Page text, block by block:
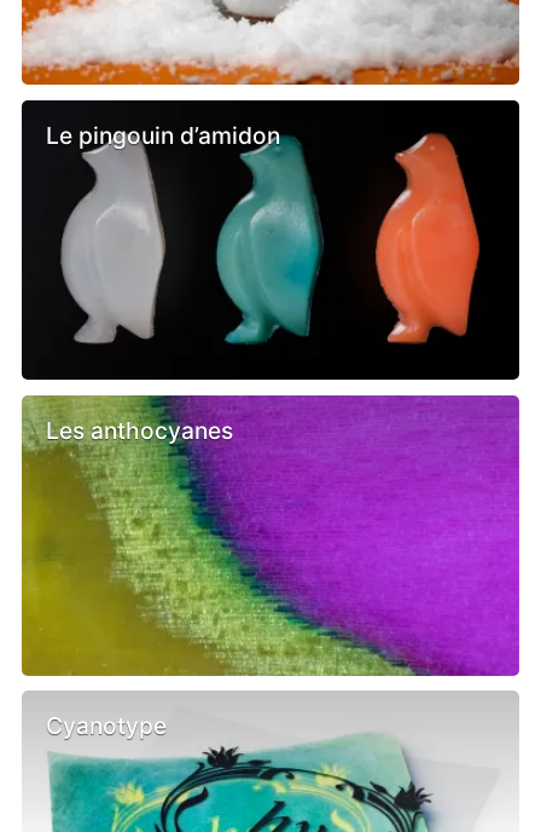
Le pingouin d’amidon
Les anthocyanes
Cyanotype